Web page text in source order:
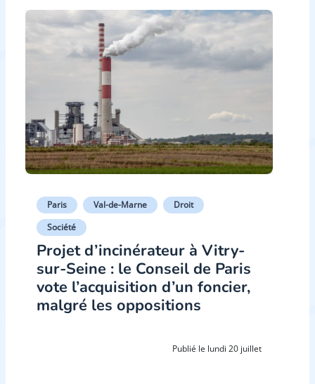
Paris Val-de-Marne
Droit
Société
Projet d’incinérateur à Vitry-
sur-Seine : le Conseil de Paris
vote l’acquisition d’un foncier,
malgré les oppositions
Publié le lundi 20 juillet